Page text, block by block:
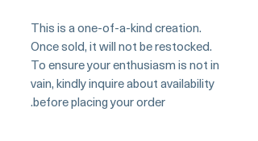
This is a one-of-a-kind creation.
Once sold, it will not be restocked.
To ensure your enthusiasm is not in
vain, kindly inquire about availability
before placing your order.